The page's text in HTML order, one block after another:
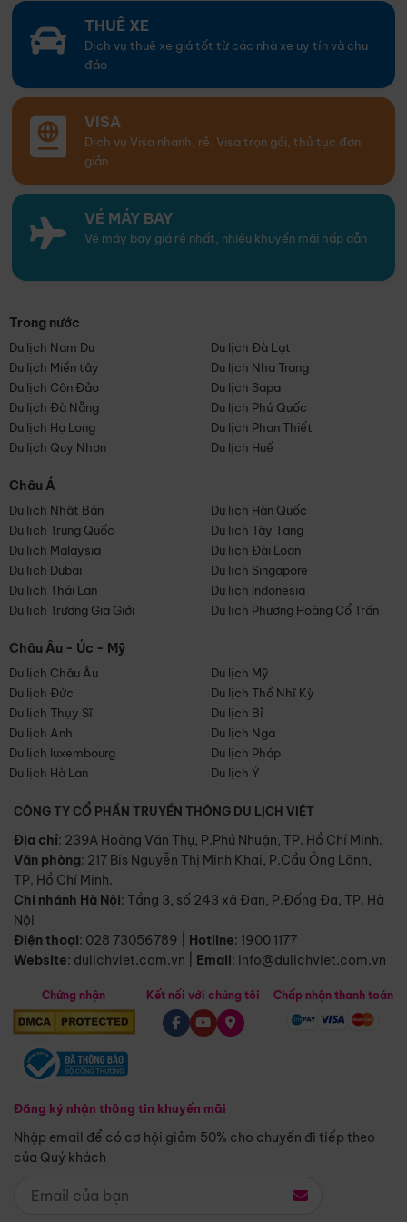
THUÊ XE
Dịch vụ thuê xe giá tốt từ các nhà xe uy tín và chu
đáo
VISA
Dịch vụ Visa nhanh, rẻ. Visa trọn gói, thủ tục đơn
giản
VÉ MÁY BAY
Vé máy bay giá rẻ nhất, nhiều khuyến mãi hấp dẫn
Trong nước
Du lịch Nam Du
Du lịch Đà Lạt
Du lịch Miền tây
Du lịch Nha Trang
Du lịch Côn Đảo
Du lịch Sapa
Du lịch Đà Nẵng
Du lịch Phú Quốc
Du lịch Hạ Long
Du lịch Phan Thiết
Du lịch Quy Nhơn
Du lịch Huế
Châu Á
Du lịch Nhật Bản
Du lịch Hàn Quốc
Du lịch Trung Quốc
Du lịch Tây Tạng
Du lịch Malaysia
Du lịch Đài Loan
Du lịch Dubai
Du lịch Singapore
Du lịch Thái Lan
Du lịch Indonesia
Du lịch Trương Gia Giới
Du lịch Phượng Hoàng Cổ Trấn
Châu Âu - Úc - Mỹ
Du lịch Châu Âu
Du lịch Mỹ
Du lịch Đức
Du lịch Thổ Nhĩ Kỳ
Du lịch Thụy Sĩ
Du lịch Bỉ
Du lịch Anh
Du lịch Nga
Du lịch luxembourg
Du lịch Pháp
Du lịch Hà Lan
Du lịch Ý
CÔNG TY CỔ PHẦN TRUYỀN THÔNG DU LỊCH VIỆT
Địa chỉ: 239A Hoàng Văn Thụ, P.Phú Nhuận, TP. Hồ Chí Minh.
Văn phòng: 217 Bis Nguyễn Thị Minh Khai, P.Cầu Ông Lãnh,
TP. Hồ Chí Minh.
Chi nhánh Hà Nội: Tầng 3, số 243 xã Đàn, P.Đống Đa, TP. Hà
Nội
Điện thoại: 028 73056789 Hotline: 1900 1177
Website: dulichviet.com.vn Email: info@dulichviet.com.vn
Chứng nhận
Đăng ký nhận thông tin khuyến mãi
Nhập email để có cơ hội giảm 50% cho chuyến đi tiếp theo
của Quý khách
Kết nối với chúng tôi Chấp nhận thanh toán